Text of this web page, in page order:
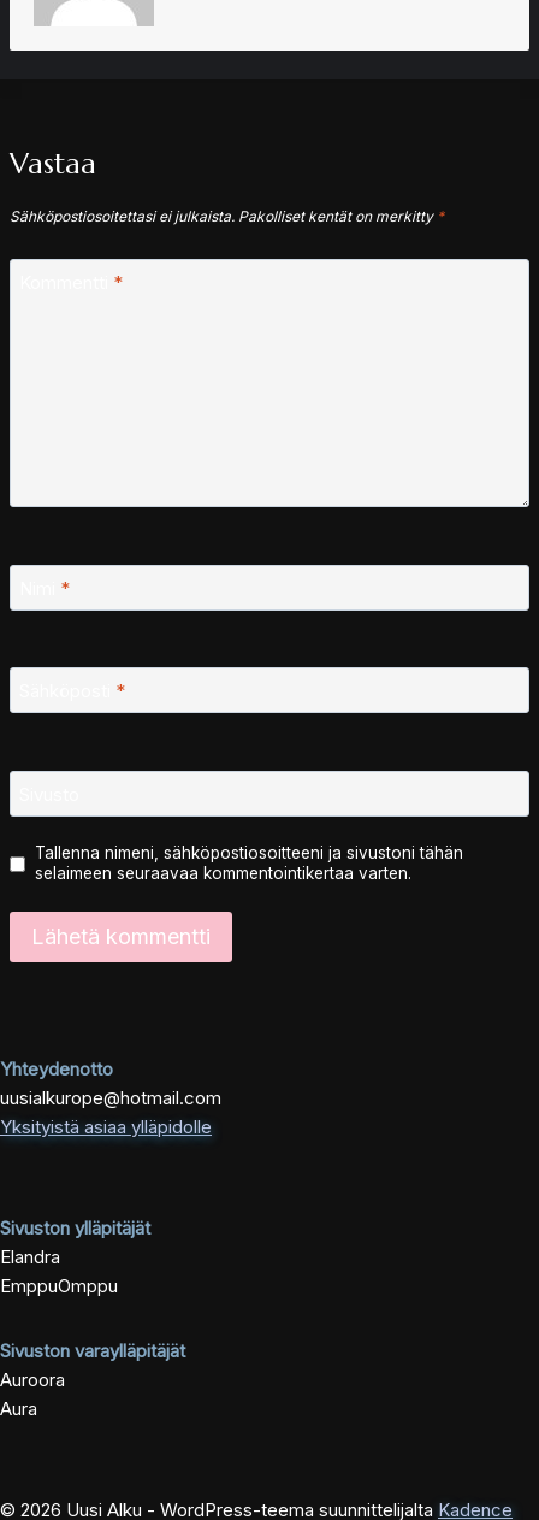
Vastaa
Sähköpostiosoitettasi ei julkaista. Pakolliset kentät on merkitty *
*
*
*
Tallenna nimeni, sähköpostiosoitteeni ja sivustoni tähän
selaimeen seuraavaa kommentointikertaa varten.
Yhteydenotto
uusialkurope@hotmail.com
Yksityistä asiaa ylläpidolle
Sivuston ylläpitäjät
Elandra
EmppuOmppu
Sivuston varaylläpitäjät
Auroora
Aura
© 2026 Uusi Alku - WordPress-teema suunnittelijalta Kadence